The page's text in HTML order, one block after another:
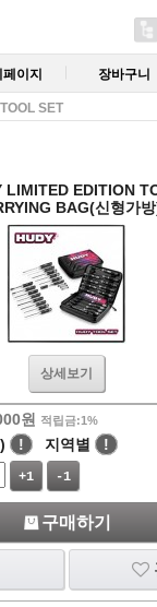
페이지 장바구니
SET
LIMITED EDITION
BAG(신형가
상세보기
원 적립금:1%
! 지역별
!
+1 -1
구매하기